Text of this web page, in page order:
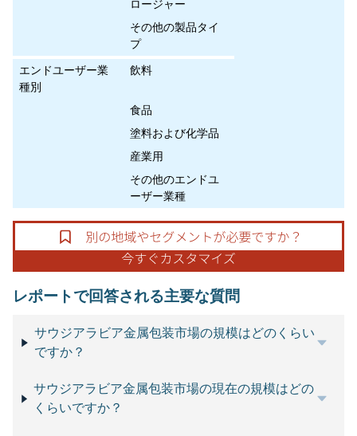
ロージャー
その他の製品タイ
プ
エンドユーザー業
種別
飲料
食品
塗料および化学品
産業用
その他のエンドユ
ーザー業種
レポートで回答される主要な質問
サウジアラビア金属包装市場の規模はどのくらい
ですか？
サウジアラビア金属包装市場の現在の規模はどの
くらいですか？